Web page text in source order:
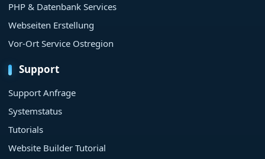
PHP & Datenbank Services
Webseiten Erstellung
Vor-Ort Service Ostregion
Support
Support Anfrage
Systemstatus
Tutorials
Website Builder Tutorial